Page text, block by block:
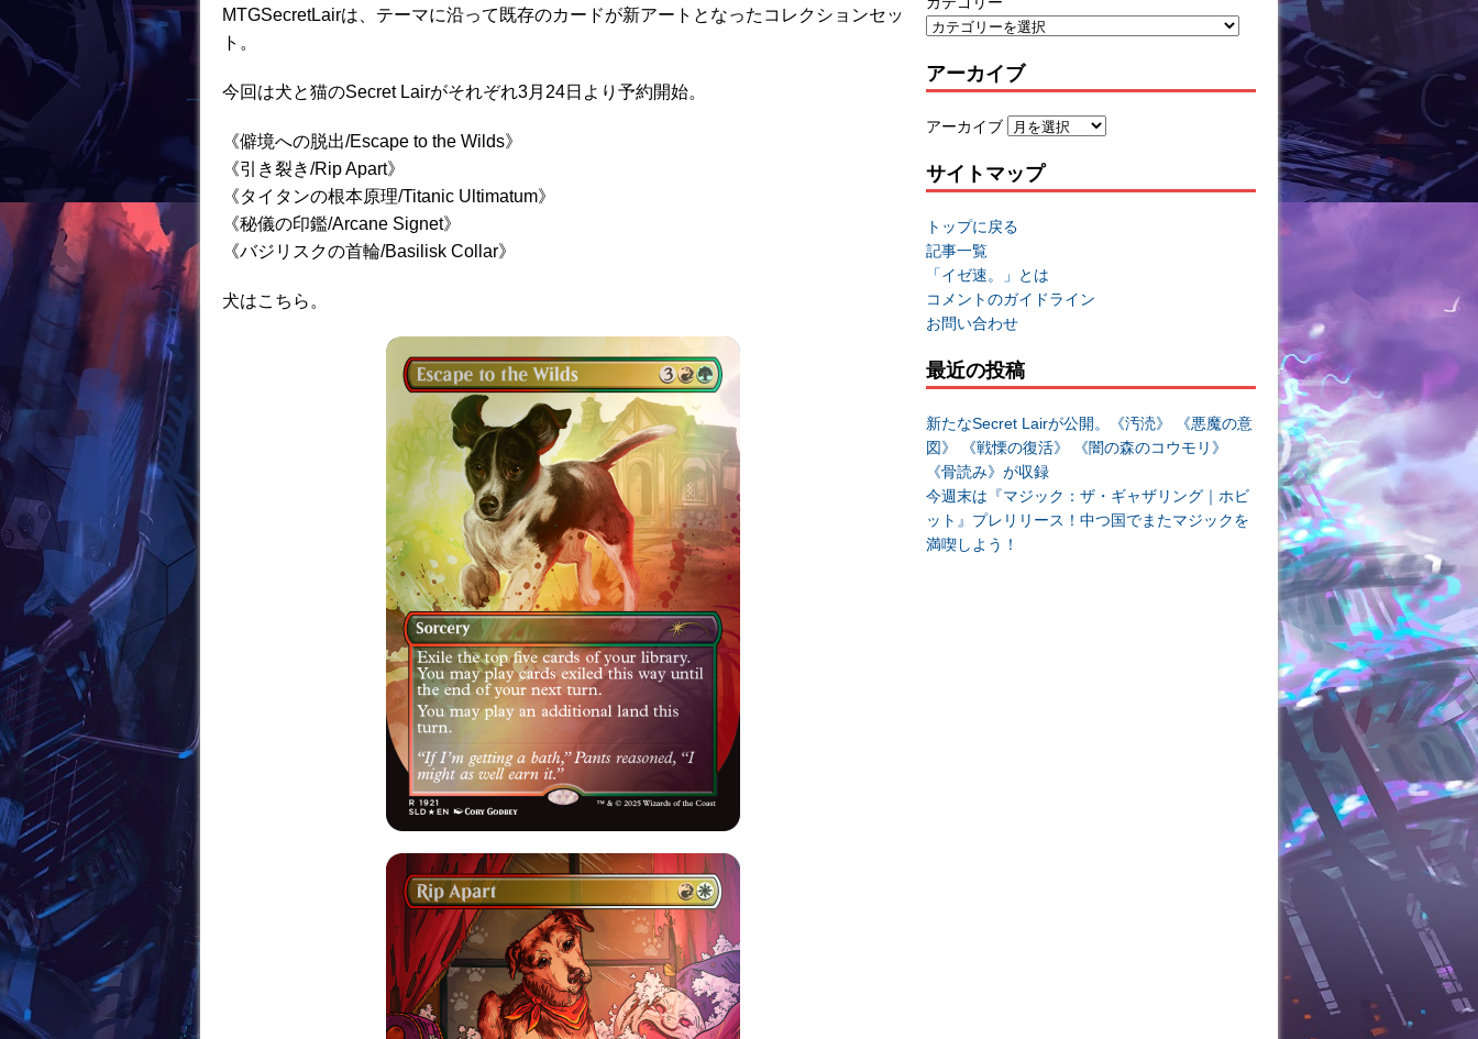
o
MTGSecretLairは、テーマに沿って既存のカードが新アートとなったコレクションセッ
ト。
今回は犬と猫のSecret Lairがそれぞれ3月24日より予約開始。
《僻境への脱出/Escape to the Wilds》
《引き裂き/Rip Apart》
《タイタンの根本原理/Titanic Ultimatum》
《秘儀の印鑑/Arcane Signet》
《バジリスクの首輪/Basilisk Collar》
犬はこちら。
アーカイブ
アーカイブ
サイトマップ
トップに戻る
記事一覧
「イゼ速。」とは
コメントのガイドライン
お問い合わせ
最近の投稿
新たなSecret Lairが公開。《汚涜》 《悪魔の意
図》 《戦慄の復活》 《闇の森のコウモリ》
《骨読み》が収録
今週末は『マジック：ザ・ギャザリング｜ホビ
ット』プレリリース！中つ国でまたマジックを
満喫しよう！